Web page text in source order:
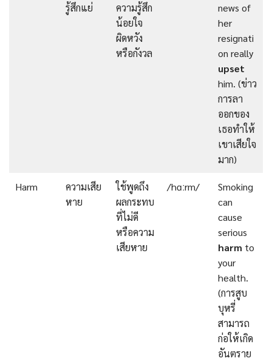
รู้สึกแย่
ความรู้สึก
น้อยใจ
ผิดหวัง
หรือกังวล
news of
her
resignati
on really
upset
him. (ข่าว
การลา
ออกของ
เธอทำให้
เขาเสียใจ
มาก)
Harm
ความเสีย
หาย
ใช้พูดถึง
ผลกระทบ
ที่ไม่ดี
หรือความ
เสียหาย
/hɑːrm/
Smoking
can
cause
serious
harm to
your
health.
(การสูบ
บุหรี่
สามารถ
ก่อให้เกิด
อันตราย